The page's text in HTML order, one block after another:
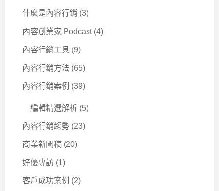
什麼是內容行銷 (3)
內容創業家 Podcast(4)
內容行銷工具 (9)
內容行銷方法 (65)
內容行銷案例 (39)
編輯精選解析 (5)
內容行銷趨勢 (23)
商業新聞稿 (20)
好優專訪 (1)
客戶成功案例 (2)